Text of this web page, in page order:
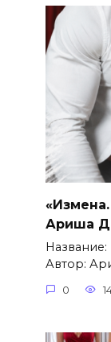
Ариша
Автор:
0